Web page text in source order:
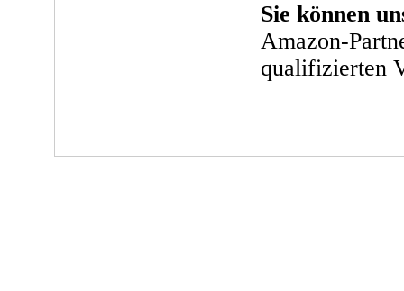
Sie können
Amazon-
qualifizierten